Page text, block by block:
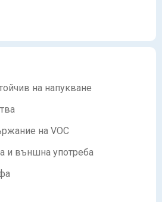
на напукване
на VOC
и външна употреба